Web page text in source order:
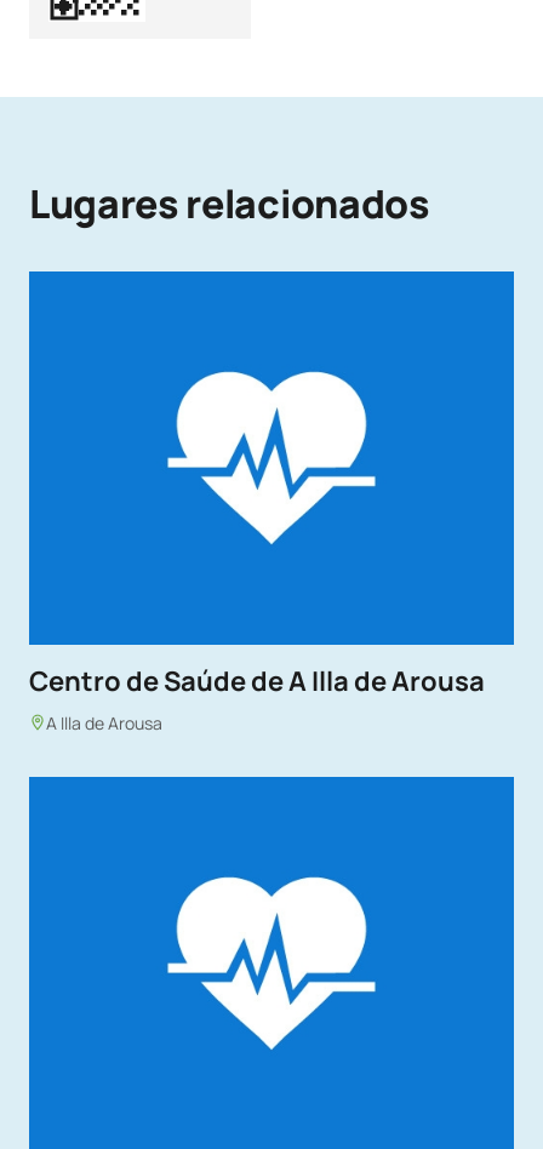
Lugares relacionados
Centro de Saúde de A Illa de Arousa
A Illa de Arousa